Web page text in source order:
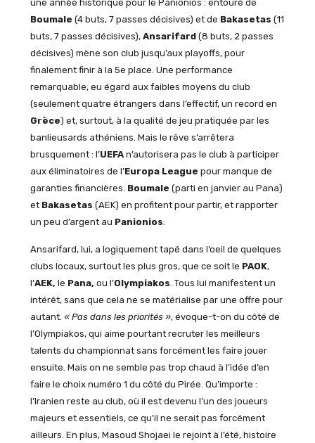
une année historique pour le Panionios : entouré de
Boumale (4 buts, 7 passes décisives) et de Bakasetas (11
buts, 7 passes décisives), Ansarifard(8 buts, 2 passes
décisives) mène son club jusqu’aux playoffs, pour
finalement finir à la 5e place. Une performance
remarquable, eu égard aux faibles moyens du club
(seulement quatre étrangers dans l’effectif, un record en
Grèce) et, surtout, à la qualité de jeu pratiquée par les
banlieusards athéniens. Mais le rêve s’arrêtera
brusquement : l’UEFAn’autorisera pas le club à participer
aux éliminatoires de l’Europa League pour manque de
garanties financières. Boumale (parti en janvier au Pana)
et Bakasetas (AEK) en profitent pour partir, et rapporter
un peu d’argent au Panionios.
Ansarifard, lui, a logiquement tapé dans l’oeil de quelques
clubs locaux, surtout les plus gros, que ce soit le PAOK,
l’AEK, le Pana, ou l’Olympiakos . Tous lui manifestent un
intérêt, sans que cela ne se matérialise par une offre pour
autant. « Pas dans les priorités », évoque-t-on du côté de
l’Olympiakos, qui aime pourtant recruter les meilleurs
talents du championnat sans forcément les faire jouer
ensuite. Mais on ne semble pas trop chaud à l’idée d’en
faire le choix numéro 1 du côté du Pirée. Qu’importe :
l’Iranien reste au club, où il est devenu l’un des joueurs
majeurs et essentiels, ce qu’il ne serait pas forcément
ailleurs. En plus, Masoud Shojaei le rejoint à l’été, histoire